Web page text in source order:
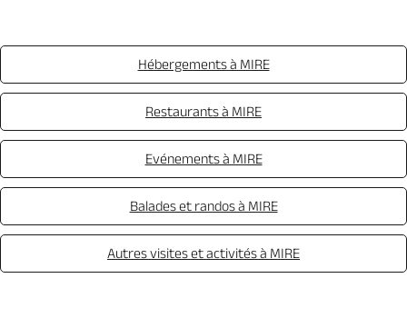
Hébergements à MIRE
Restaurants à MIRE
Evénements à MIRE
Balades et randos à MIRE
Autres visites et activités à MIRE